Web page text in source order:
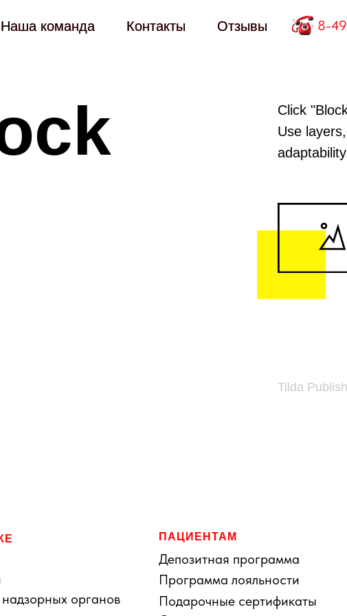
Наша команда
Наша команда 8-
Контакты
Контакты Отзывы
Отзывы
Магазин
Магазин
Click
Use
Tilda
ПАЦИЕНТАМ
органов
Депозитная программа
Программа лояльности
Подарочные сертификаты